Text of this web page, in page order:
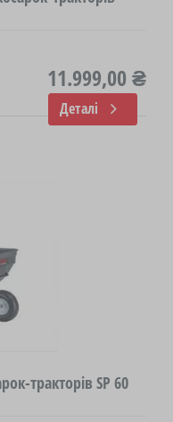
11.999,00 ₴
Деталі
тракторів SP 60